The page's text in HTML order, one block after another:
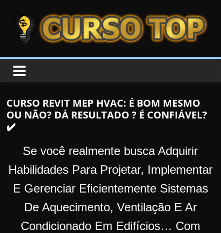
CURSOTOP
s
e
l
r
e
CURSO REVIT MEP HVAC: É BOM MESMO
OU NÃO? DÁ RESULTADO ? É CONFIÁVEL?
✔️
Se você realmente busca Adquirir
Habilidades Para Projetar, Implementar
E Gerenciar Eficientemente Sistemas
De Aquecimento, Ventilação E Ar
Condicionado Em Edifícios… Com